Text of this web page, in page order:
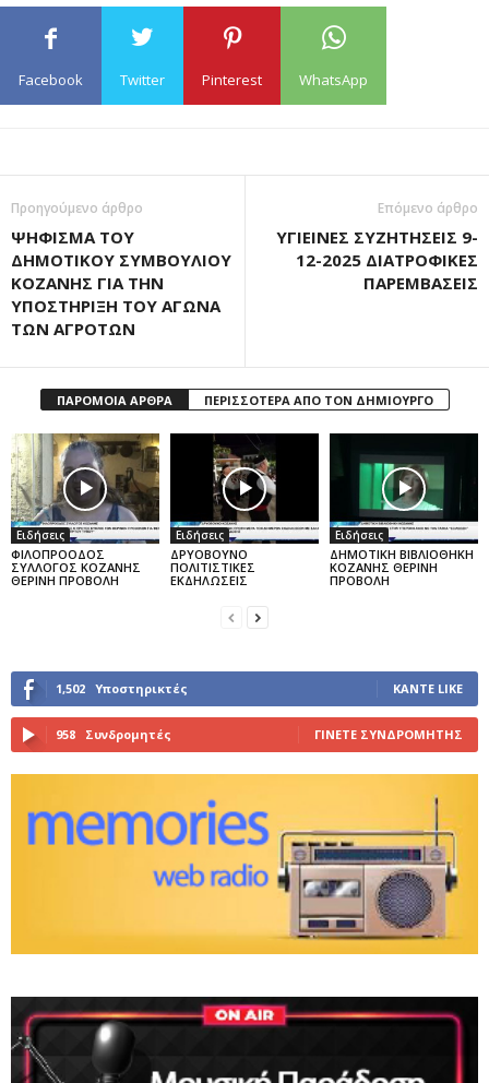
Facebook Twitter Pinterest WhatsApp
Προηγούμενο άρθρο
ΨΗΦΙΣΜΑ ΤΟΥ
ΔΗΜΟΤΙΚΟΥ ΣΥΜΒΟΥΛΙΟΥ
ΚΟΖΑΝΗΣ ΓΙΑ ΤΗΝ
ΥΠΟΣΤΗΡΙΞΗ ΤΟΥ ΑΓΩΝΑ
ΤΩΝ ΑΓΡΟΤΩΝ
Επόμενο άρθρο
ΥΓΙΕΙΝΕΣ ΣΥΖΗΤΗΣΕΙΣ 9-
12-2025 ΔΙΑΤΡΟΦΙΚΕΣ
ΠΑΡΕΜΒΑΣΕΙΣ
ΠΑΡΟΜΟΙΑ ΑΡΘΡΑ ΠΕΡΙΣΣΟΤΕΡΑ ΑΠΟ ΤΟΝ ΔΗΜΙΟΥΡΓΟ
Ειδήσεις
ΦΙΛΟΠΡΟΟΔΟΣ
ΣΥΛΛΟΓΟΣ ΚΟΖΑΝΗΣ
ΘΕΡΙΝΗ ΠΡΟΒΟΛΗ
Ειδήσεις
ΔΡΥΟΒΟΥΝΟ
ΠΟΛΙΤΙΣΤΙΚΕΣ
ΕΚΔΗΛΩΣΕΙΣ
Ειδήσεις
ΔΗΜΟΤΙΚΗ ΒΙΒΛΙΟΘΗΚΗ
ΚΟΖΑΝΗΣ ΘΕΡΙΝΗ
ΠΡΟΒΟΛΗ
1,502 Υποστηρικτές ΚΆΝΤΕ LIKE
958 Συνδρομητές ΓΊΝΕΤΕ ΣΥΝΔΡΟΜΗΤΉΣ